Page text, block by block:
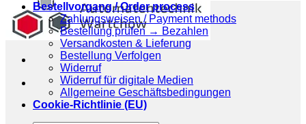
Bestellvorgang / Order process
Zahlungsweisen / Payment methods
Bestellung prüfen → Bezahlen
Versandkosten & Lieferung
Bestellung Verfolgen
Widerruf
Widerruf für digitale Medien
Allgemeine Geschäftsbedingungen
Cookie-Richtlinie (EU)